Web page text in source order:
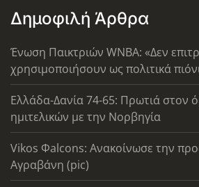
Δημοφιλή Άρθρα
Ένωση Παικτριών WNBA: «Δεν
χρησιμοποιήσουν ως πολιτικά
Ελλάδα-Δανία 74-65: Πρωτιά στον
ημιτελικών με την Νορβηγία
Vikos Φalcons: Ανακοίνωσε την
Αγραβάνη (pic)